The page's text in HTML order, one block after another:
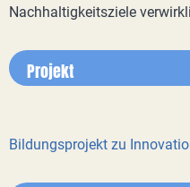
Nachhaltigkeitsziele
Projekt
Bildungsprojekt zu